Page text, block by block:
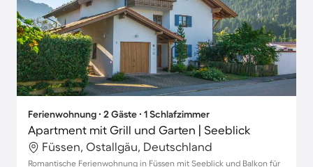
Ferienwohnung ∙ 2 Gäste ∙ 1 Schlafzimmer
Apartment mit Grill und Garten | Seeblick
Füssen, Ostallgäu, Deutschland
Romantische Ferienwohnung in Füssen mit Seeblick und Balkon für